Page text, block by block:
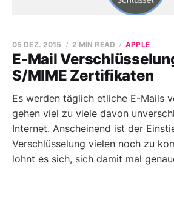
E-Mail
S/MIME Zertifikaten
05 DEZ. 2015 2 MIN READ APPLE
Es werden täglich etliche E-Mails
gehen viel zu viele davon
Internet. Anscheinend ist der
Verschlüsselung vielen noch zu
lohnt es sich, sich damit mal